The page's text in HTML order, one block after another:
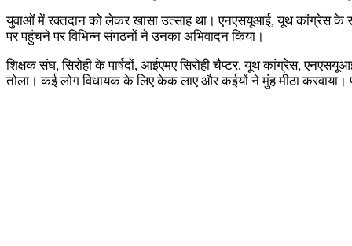
युवाओं में रक्तदान को लेकर खासा उत्साह था। एनएसयूआई, यूथ कांग्रेस के
पर पहुंचने पर विभिन्न संगठनों ने उनका अभिवादन किया।
शिक्षक संघ, सिरोही के पार्षदों, आईएमए सिरोही चैप्टर, यूथ कांग्रेस,
तोला। कई लोग विधायक के लिए केक लाए और कईयों ने मुंह मीठा